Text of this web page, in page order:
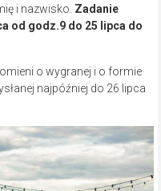
i nazwisko. Zadanie
od godz.9 do 25 lipca do
o wygranej i o formie
najpóźniej do 26 lipca